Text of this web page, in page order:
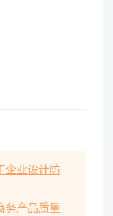
企业设计防
产品质量